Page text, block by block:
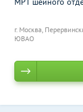
г. Москва,
ЮВАО